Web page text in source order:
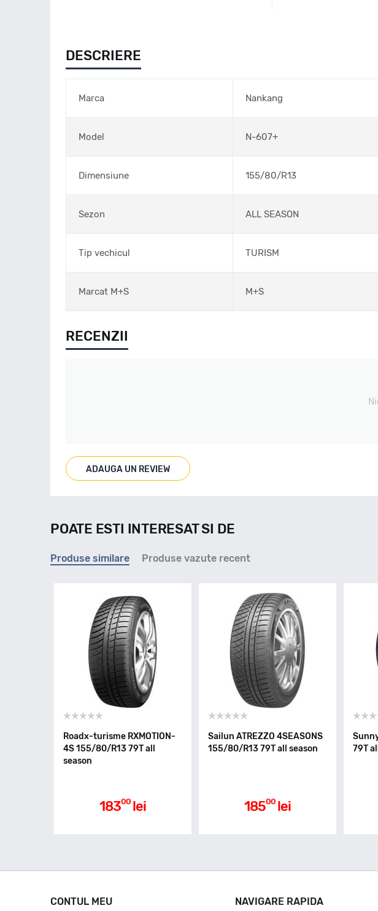
DESCRIERE
Marca Nankang
Model N-607+
Dimensiune 155/80/R13
Sezon ALL SEASON
Tip vechicul TURISM
Marcat M+S M+S
RECENZII
ADAUGA UN REVIEW
POATE ESTI INTERESAT SI DE
Produse similare Produse vazute recent
Roadx-turisme RXMOTION-
4S 155/80/R13 79T all
season
18300 lei
Sailun ATREZZO 4SEASONS
155/80/R13 79T all season
18500 lei
79T
CONTUL MEU NAVIGARE RAPIDA